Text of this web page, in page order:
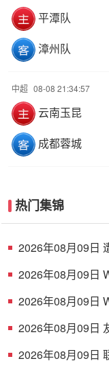
平潭队
漳州队
中超 08-08 21:34:57
云南玉昆
成都蓉城
热门集锦
2026年08月09日
2026年08月09日
2026年08月09日
2026年08月09日
2026年08月09日